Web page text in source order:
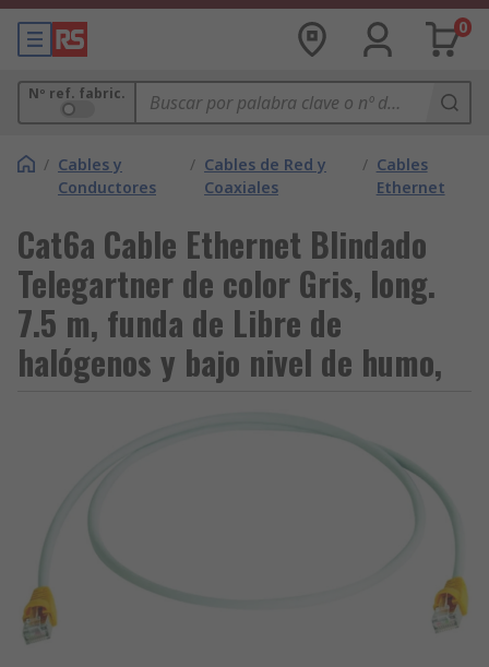
0
Nº ref. fabric.
/ Cables y
Conductores
/ Cables de Red y
Coaxiales
/ Cables
Ethernet
Cat6a Cable Ethernet Blindado
Telegartner de color Gris, long.
7.5 m, funda de Libre de
halógenos y bajo nivel de humo,